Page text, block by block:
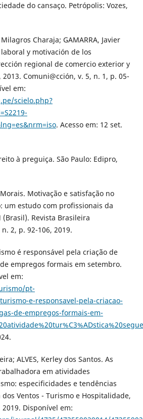
do cansaço. Petrópolis: Vozes,
Charaja; GAMARRA, Javier
y motivación de los
regional de comercio exterior y
Comuni@cción, v. 5, n. 1, p. 05-
em:
scielo.php?
. Acesso em: 12 set.
à preguiça. São Paulo: Edipro,
Motivação e satisfação no
um estudo com profissionais da
Revista Brasileira
2, p. 92-106, 2019.
é responsável pela criação de
empregos formais em setembro.
em:
pt-
e-responsavel-pela-criacao-
de-empregos-formais-em-
ALVES, Kerley dos Santos. As
em atividades
especificidades e tendências
Ventos - Turismo e Hospitalidade,
Disponível em: